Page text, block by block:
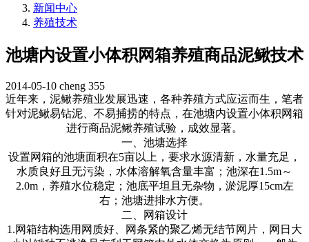
新闻中心
养殖技术
池塘内设置小体积网箱养殖商品泥鳅技术
2014-05-10 cheng 355
近年来，泥鳅养殖业发展迅速，各种养殖方式应运而生，笔者
针对泥鳅易钻泥、不易捕捞的特点，在池塘内设置小体积网箱
进行商品泥鳅养殖试验，成效显著。
一、池塘选择
设置网箱的池塘面积在5亩以上，要求水源清新，水量充足，
水质良好且无污染，水体溶解氧含量丰富；池深在1.5m～
2.0m，养殖水位稳定；池底平坦且无杂物，淤泥厚15cm左
右；池塘进排水方便。
二、网箱设计
1.网箱结构选用网质好、网条紧的聚乙烯无结节网片，网日大